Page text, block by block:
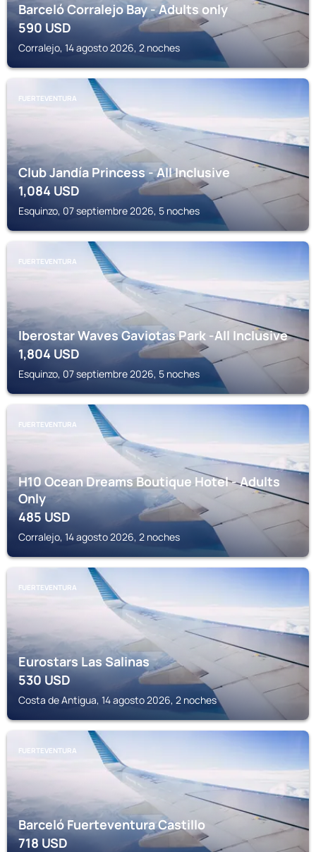
Barceló Corralejo Bay - Adults only
590USD
Corralejo, 14 agosto 2026, 2 noches
FUERTEVENTURA
Club Jandía Princess - All Inclusive
1,084 USD
Esquinzo, 07 septiembre 2026, 5 noches
FUERTEVENTURA
Iberostar Waves Gaviotas Park -All Inclusive
1,804USD
Esquinzo, 07 septiembre 2026, 5 noches
FUERTEVENTURA
H10 Ocean Dreams Boutique Hotel - Adults
Only
485USD
Corralejo, 14 agosto 2026, 2 noches
FUERTEVENTURA
Eurostars Las Salinas
530USD
Costa de Antigua, 14 agosto 2026, 2 noches
FUERTEVENTURA
Barceló Fuerteventura Castillo
718USD